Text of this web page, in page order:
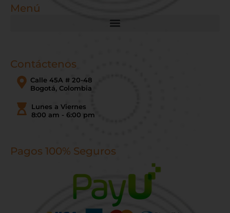
Menú
Contáctenos
Calle 45A # 20-48
Bogotá, Colombia
Lunes a Viernes
8:00 am - 6:00 pm
Pagos 100% Seguros